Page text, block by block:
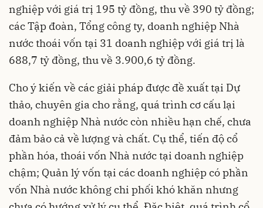
nghiệp với giá trị 195 tỷ đồng, thu về 390 tỷ đồng;
các Tập đoàn, Tổng công ty, doanh nghiệp Nhà
nước thoái vốn tại 31 doanh nghiệp với giá trị là
688,7 tỷ đồng, thu về 3.900,6 tỷ đồng.
Cho ý kiến về các giải pháp được đề xuất tại Dự
thảo, chuyên gia cho rằng, quá trình cơ cấu lại
doanh nghiệp Nhà nước còn nhiều hạn chế, chưa
đảm bảo cả về lượng và chất. Cụ thể, tiến độ cổ
phần hóa, thoái vốn Nhà nước tại doanh nghiệp
chậm; Quản lý vốn tại các doanh nghiệp có phần
vốn Nhà nước không chi phối khó khăn nhưng